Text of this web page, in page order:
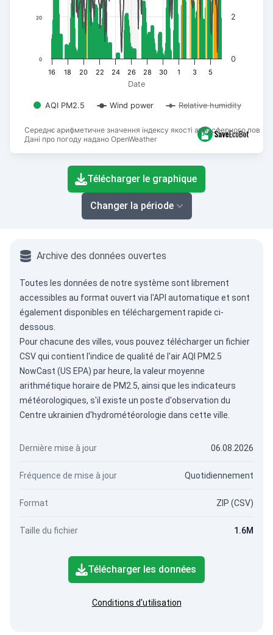
Середнє арифметичне значення індексу якості атмосферного
Дані про погоду надано OpenWeather
Date
AQI PM2.5 Wind power Relative humidity
16 18 20 22 24 26 28 30 1 3 5
0
20
0
2
End of interactive chart.
Télécharger le graphique
Changer la période
Archive des données ouvertes
Toutes les données de notre système sont librement
accessibles au format ouvert via l'API automatique et sont
également disponibles en téléchargement rapide ci-
dessous.
Pour chacune des villes, vous pouvez télécharger un fichier
CSV qui contient l'indice de qualité de l'air AQI PM2.5
NowCast (US EPA) par heure, la valeur moyenne
arithmétique horaire de PM2.5, ainsi que les indicateurs
météorologiques, s'il existe un poste d'observation du
Centre ukrainien d'hydrométéorologie dans cette ville.
Dernière mise à jour 06.08.2026
Fréquence de mise à jour Quotidiennement
Format ZIP (CSV)
Taille du fichier 1.6M
Télécharger les données
Conditions d'utilisation